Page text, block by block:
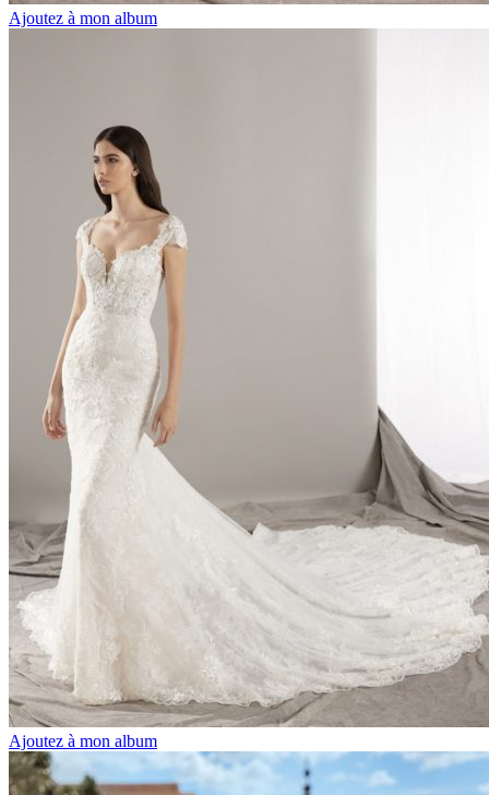
Ajoutez à mon album
Ajoutez à mon album